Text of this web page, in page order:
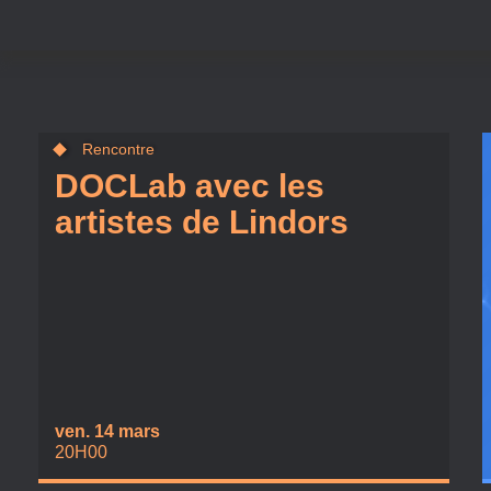
Rencontre
DOCLab avec les
artistes de Lindors
ven. 14 mars
20H00